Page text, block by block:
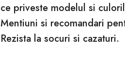
ce priveste modelul si
Mentiuni si recomandari
Rezista la socuri si cazaturi.